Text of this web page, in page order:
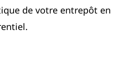
de votre entrepôt en